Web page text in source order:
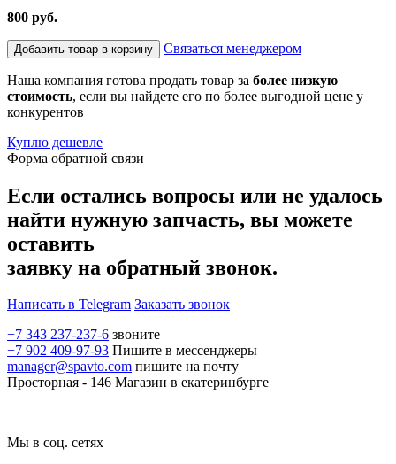
800 руб.
Добавить товар в корзину Связаться менеджером
Наша компания готова продать товар за более низкую
стоимость, если вы найдете его по более выгодной цене у
конкурентов
Куплю дешевле
Форма обратной связи
Если остались вопросы или не удалось
найти нужную запчасть, вы можете
оставить
заявку на обратный звонок.
Написать в Telegram Заказать звонок
+7 343 237-237-6 звоните
+7 902 409-97-93 Пишите в мессенджеры
manager@spavto.com пишите на почту
Просторная - 146 Магазин в екатеринбурге
Мы в соц. сетях